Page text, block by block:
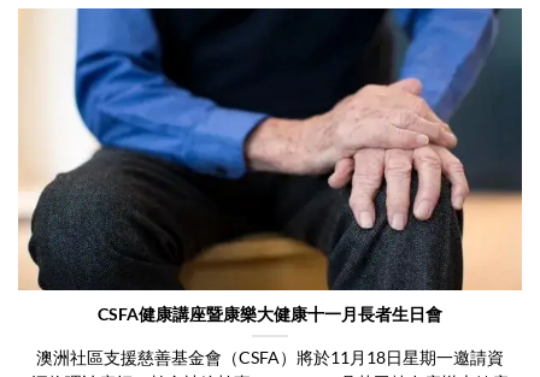
CSFA健康講座暨康樂大健康十一月長者生日會
澳洲社區支援慈善基金會（CSFA）將於11月18日星期一邀請資